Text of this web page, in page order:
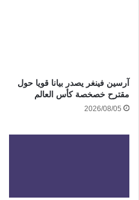
آرسين فينغر يصدر بيانا قويا حول
مقترح خصخصة كأس العالم
2026/08/05